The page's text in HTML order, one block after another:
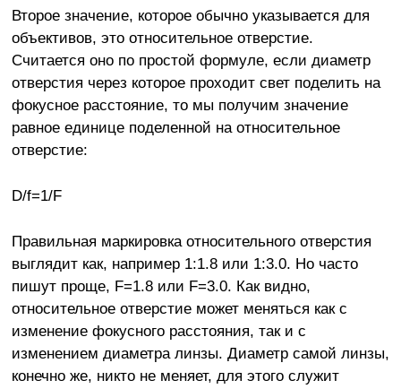
Второе значение, которое обычно указывается для
объективов, это относительное отверстие.
Считается оно по простой формуле, если диаметр
отверстия через которое проходит свет поделить на
фокусное расстояние, то мы получим значение
равное единице поделенной на относительное
отверстие:
D/f=1/F
Правильная маркировка относительного отверстия
выглядит как, например 1:1.8 или 1:3.0. Но часто
пишут проще, F=1.8 или F=3.0. Как видно,
относительное отверстие может меняться как с
изменение фокусного расстояния, так и с
изменением диаметра линзы. Диаметр самой линзы,
конечно же, никто не меняет, для этого служит